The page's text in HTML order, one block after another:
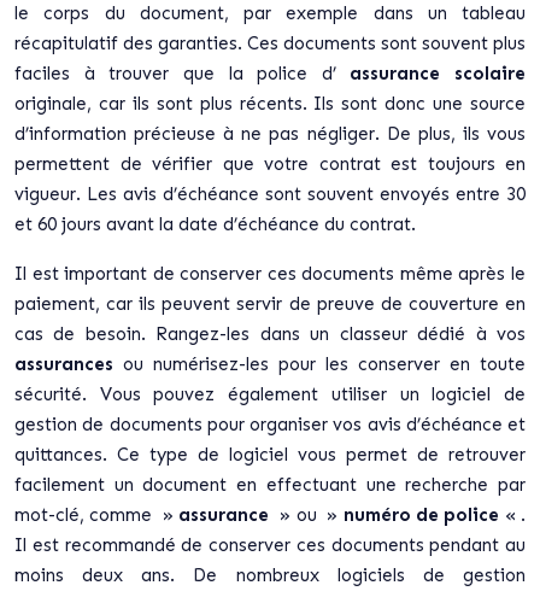
le corps du document, par exemple dans un tableau
récapitulatif des garanties. Ces documents sont souvent plus
faciles à trouver que la police d’ assurance scolaire
originale, car ils sont plus récents. Ils sont donc une source
d’information précieuse à ne pas négliger. De plus, ils vous
permettent de vérifier que votre contrat est toujours en
vigueur. Les avis d’échéance sont souvent envoyés entre 30
et 60 jours avant la date d’échéance du contrat.
Il est important de conserver ces documents même après le
paiement, car ils peuvent servir de preuve de couverture en
cas de besoin. Rangez-les dans un classeur dédié à vos
assurances ou numérisez-les pour les conserver en toute
sécurité. Vous pouvez également utiliser un logiciel de
gestion de documents pour organiser vos avis d’échéance et
quittances. Ce type de logiciel vous permet de retrouver
facilement un document en effectuant une recherche par
mot-clé, comme » assurance » ou » numéro de police « .
Il est recommandé de conserver ces documents pendant au
moins deux ans. De nombreux logiciels de gestion